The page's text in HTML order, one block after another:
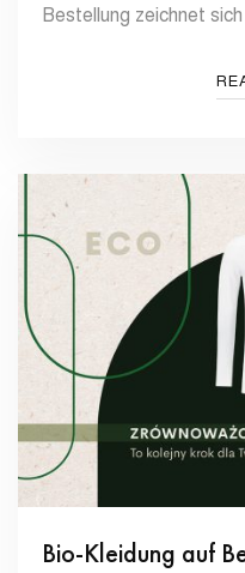
Bestellung zeichnet
Bio-Kleidung auf